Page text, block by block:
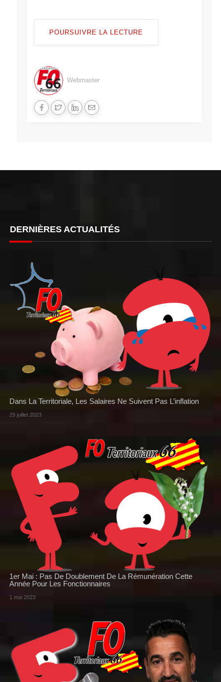
POURSUIVRE LA LECTURE
Webmaster
DERNIÈRES ACTUALITÉS
Dans La Territoriale, Les Salaires Ne Suivent Pas L’inflation
29 juillet 2023
1er Mai : Pas De Doublement De La Rémunération Cette
Année Pour Les Fonctionnaires
1 mai 2023